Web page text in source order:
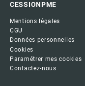
CESSIONPME
Mentions légales
CGU
Données personnelles
Cookies
Paramétrer mes cookies
Contactez-nous